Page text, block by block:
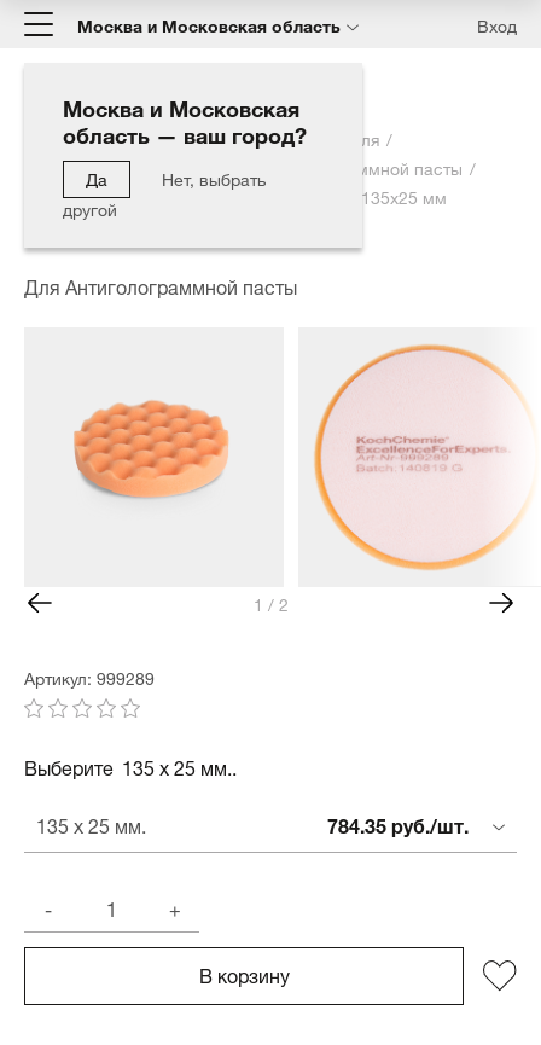
Москва и Московская область
Москва и Московская
область — ваш город?
Да
Нет, выбрать
другой
Вход
Главная Каталог Полировка автомобиля
Полировальные круги
Для Антиголограммной пасты
Анти-голограммный полировальный круг 135x25 мм
рифлёный
Для Антиголограммной пасты
1 / 2
Артикул: 999289
Выберите 135 х 25 мм..
135 х 25 мм.
784.35 руб./шт.
-
+
В корзину